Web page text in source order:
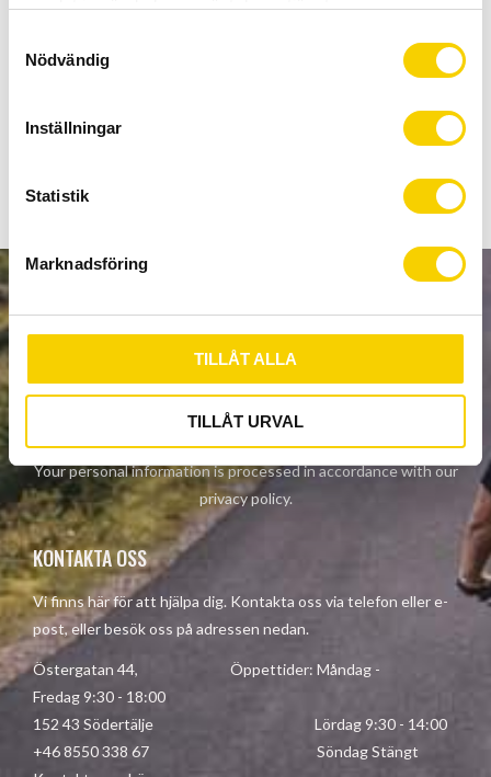
samlat in när du har använt deras tjänster.
s
l
Nödvändig
Inställningar
Statistik
Marknadsföring
TILLÅT ALLA
TILLÅT URVAL
Stock status
To order
PRSA0330
GRIFFONPERF
NEWSLETTER
SUBSCRIBE
Your personal information is processed in accordance with our
privacy policy.
KONTAKTA OSS
Vi finns här för att hjälpa dig. Kontakta oss via telefon eller e-
post, eller besök oss på adressen nedan.
Östergatan 44, Öppettider: Måndag -
Fredag 9:30 - 18:00
152 43 Södertälje Lördag 9:30 - 14:00
+46 8550 338 67 Söndag Stängt